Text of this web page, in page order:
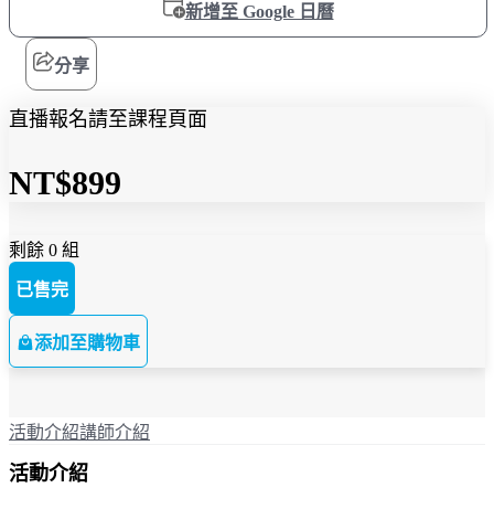
新增至 Google 日曆
分享
直播報名請至課程頁面
NT$899
剩餘 0 組
已售完
添加至購物車
活動介紹講師介紹
活動介紹